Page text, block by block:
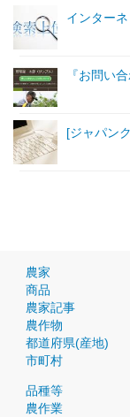
インター
『お問い
[ジャパン
農家
商品
農家記事
農作物
都道府県(産地)
市町村
品種等
農作業